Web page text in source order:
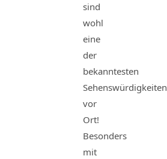
sind
wohl
eine
der
bekanntesten
Sehenswürdigkeiten
vor
Ort!
Besonders
mit